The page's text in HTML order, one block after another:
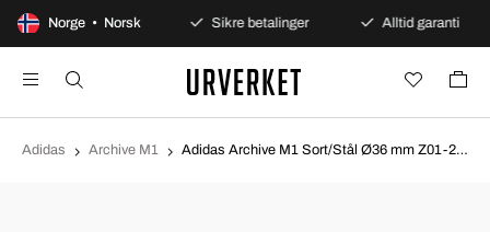
Norge • Norsk
dagers åpent kjøp Sikre betalinger Alltid garanti
Adidas Archive M1 Adidas Archive M1 Sort/Stål Ø36 mm Z01-2924-00